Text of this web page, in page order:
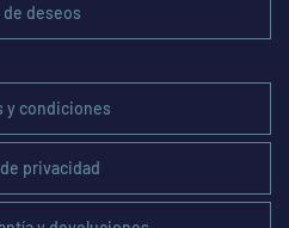
deseos
y condiciones
privacidad